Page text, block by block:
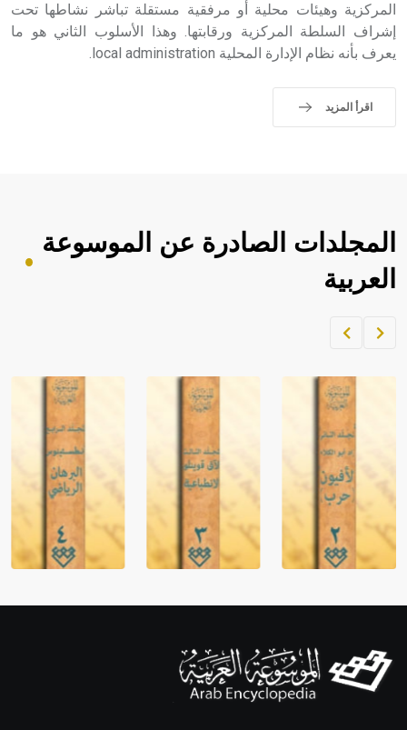
المركزية وهيئات محلية أو مرفقية مستقلة تباشر نشاطها تحت
إشراف السلطة المركزية ورقابتها. وهذا الأسلوب الثاني هو ما
يعرف بأنه نظام الإدارة المحلية local administration.
اقرأ المزيد
المجلدات الصادرة عن الموسوعة
العربية